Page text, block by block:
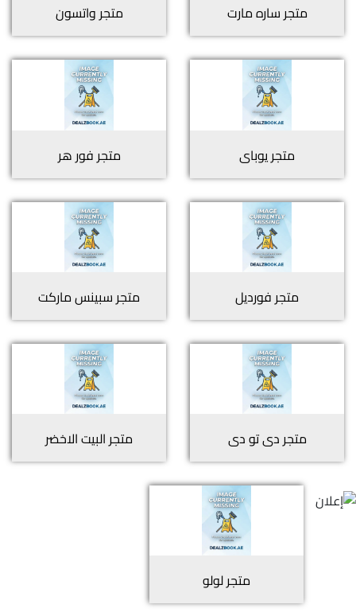
متجرساره مارت متجرواتسون
متجريوباى متجر فور هر
متجر فورديل متجر سبينس ماركت
متجر دى تو دى متجر البيت الاخضر
متجرلولو